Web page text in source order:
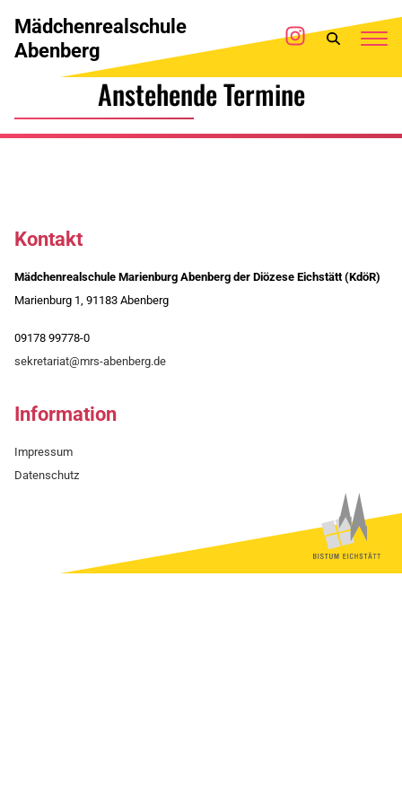
Mädchenrealschule
Abenberg
Anstehende Termine
Kontakt
Mädchenrealschule Marienburg Abenberg der Diözese Eichstätt (KdöR)
Marienburg 1, 91183 Abenberg
09178 99778-0
sekretariat@mrs-abenberg.de
Information
Impressum
Datenschutz